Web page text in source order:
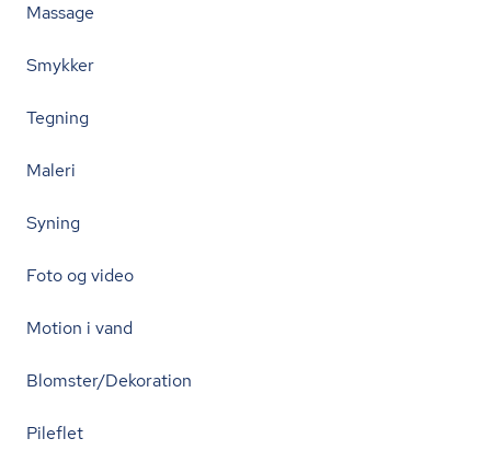
Massage
Smykker
Tegning
Maleri
Syning
Foto og video
Motion i vand
Blomster/Dekoration
Pileflet